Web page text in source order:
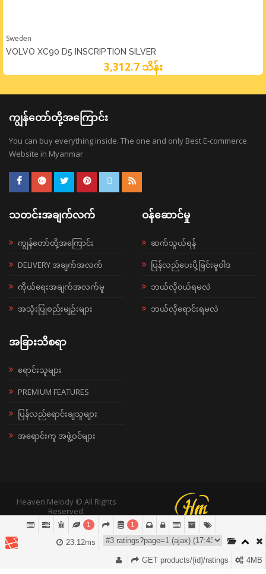
Sweden
VOLVO XC90 D5 INSCRIPTION SILVER
3,312.7 သိန်း
ကျွန်တော်တို့အကြောင်း
You can buy everything inside. The one and only Best E-commerce
Website in Myanmar
သတင်းအချက်လက်
ကျွန်တော်တို့အကြောင်း
DELIVERY အချက်အလက်
ကိုယ်ရေးအချက်အလက်မူ
အသုံးပြုစည်းမျဉ်းများ
ဝန်ဆောင်မှု
ဆက်သွယ်ရန်
ပြန်လည်ပေးပို့ခြင်းမူဝါဒ
ဘယ်လို၀ယ်ရမလဲ
ဘယ်လိုရောင်းရမလဲ
အခြားသိစရာ
ရောင်းသူများ
PREMIUM FEATURES
ပြန်လည်ရောင်းချသူများ
အရောင်းကူ အဖွဲ့ဝင်များ
Heaven Melody © All Rights
Reserved.
1 1
23.12ms
4MB
GET products/{id}/ratings